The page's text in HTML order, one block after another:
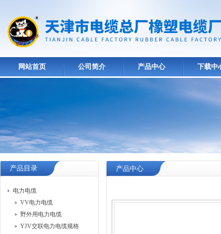
网站首页 公司简介 产品中心 下载中
产品目录
电力电缆
VV电力电缆
野外用电力电缆
YJV交联电力电缆规格
产品中心